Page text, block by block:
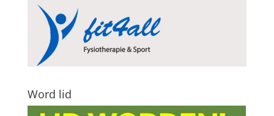
Word lid